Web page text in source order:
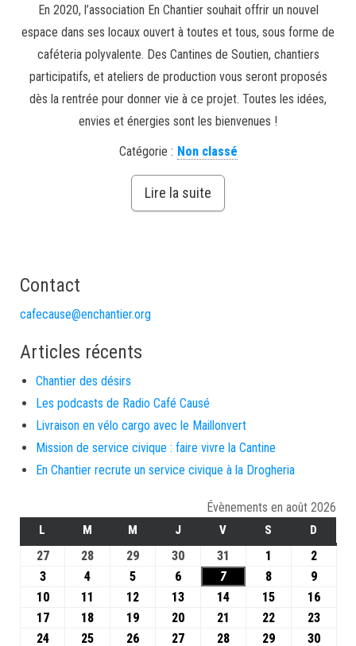
En 2020, l’association En Chantier souhait offrir un nouvel
espace dans ses locaux ouvert à toutes et tous, sous forme de
caféteria polyvalente. Des Cantines de Soutien, chantiers
participatifs, et ateliers de production vous seront proposés
dès la rentrée pour donner vie à ce projet. Toutes les idées,
envies et énergies sont les bienvenues !
Catégorie : Non classé
Lire la suite
Contact
cafecause@enchantier.org
Articles récents
Chantier des désirs
Les podcasts de Radio Café Causé
Livraison en vélo cargo avec le Maillonvert
Mission de service civique : faire vivre la Cantine
En Chantier recrute un service civique à la Drogheria
Évènements en août 2026
L M M J V S D
27 28 29 30 31 1
2
3
4 5 6 7 8
9
10
11 12 13 14 15
16
17
18 19 20 21 22
23
24
25 26 27 28 29 30